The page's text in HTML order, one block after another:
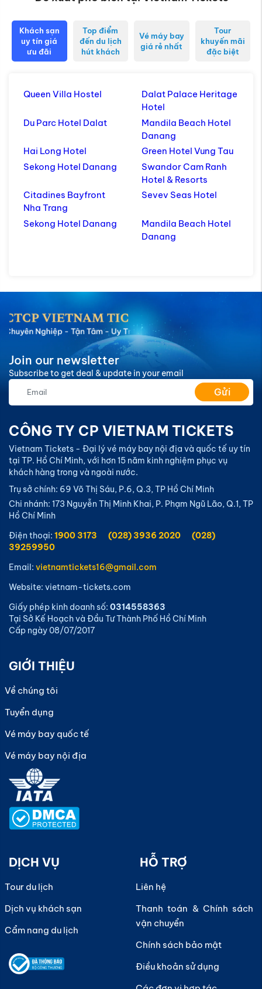
Khách sạn
uy tín giá
ưu đãi
Top điểm
đến du lịch
hút khách
Vé máy bay
giá rẻ nhất
Tour
khuyến mãi
đặc biệt
Queen Villa Hostel
Dalat Palace Heritage
Hotel
Du Parc Hotel Dalat
Mandila Beach Hotel
Danang
Hai Long Hotel
Green Hotel Vung Tau
Sekong Hotel Danang
Swandor Cam Ranh
Hotel & Resorts
Citadines Bayfront
Nha Trang
Sevev Seas Hotel
Sekong Hotel Danang
Mandila Beach Hotel
Danang
Join our newsletter
Subscribe to get deal & update in your email
Gửi
CÔNG TY CP VIETNAM TICKETS
Vietnam Tickets - Đại lý vé máy bay nội địa và quốc tế uy tín
tại TP. Hồ Chí Minh, với hơn 15 năm kinh nghiệm phục vụ
khách hàng trong và ngoài nước.
Trụ sở chính: 69 Võ Thị Sáu, P.6, Q.3, TP Hồ Chí Minh
Chi nhánh: 173 Nguyễn Thị Minh Khai, P. Phạm Ngũ Lão, Q.1, TP
Hồ Chí Minh
Điện thoại: 1900 3173 (028) 3936 2020
(028)
39259950
Email: vietnamtickets16@gmail.com
Website: vietnam-tickets.com
Giấy phép kinh doanh số: 0314558363
Tại Sở Kế Hoạch và Đầu Tư Thành Phố Hồ Chí Minh
Cấp ngày 08/07/2017
GIỚI THIỆU
Về chúng tôi
Tuyển dụng
Vé máy bay quốc tế
Vé máy bay nội địa
DỊCH VỤ
Tour du lịch
Dịch vụ khách sạn
Cẩm nang du lịch
HỖ TRỢ
Liên hệ
Thanh toán & Chính sách
vận chuyển
Chính sách bảo mật
Điều khoản sử dụng